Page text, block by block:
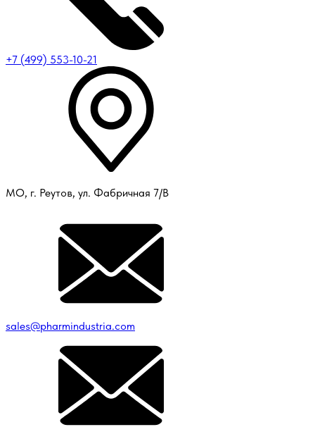
+7 (499) 553-10-21
МО, г. Реутов, ул. Фабричная 7/В
sales@pharmindustria.com